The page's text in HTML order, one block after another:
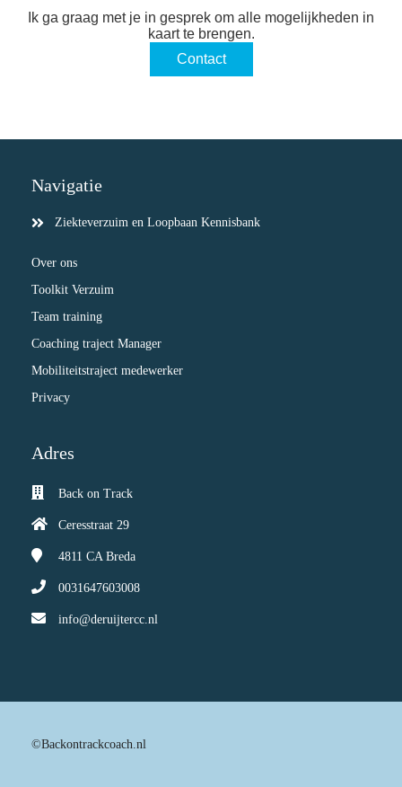
Ik ga graag met je in gesprek om alle mogelijkheden in
kaart te brengen.
Contact
Navigatie
Ziekteverzuim en Loopbaan Kennisbank
Over ons
Toolkit Verzuim
Team training
Coaching traject Manager
Mobiliteitstraject medewerker
Privacy
Adres
Back on Track
Ceresstraat 29
4811 CA Breda
0031647603008
info@deruijtercc.nl
©Backontrackcoach.nl